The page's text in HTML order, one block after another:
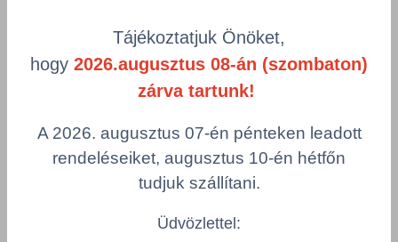
product-
grid.filter.title.mobile
Visszaállítás
Hosszúság Szín
Tájékoztatjuk Önöket,
hogy 2026.augusztus 08-án (szombaton)
zárva tartunk!
A 2026. augusztus 07-én pénteken leadott
rendeléseiket, augusztus 10-én hétfőn
tudjuk szállítani.
Üdvözlettel: